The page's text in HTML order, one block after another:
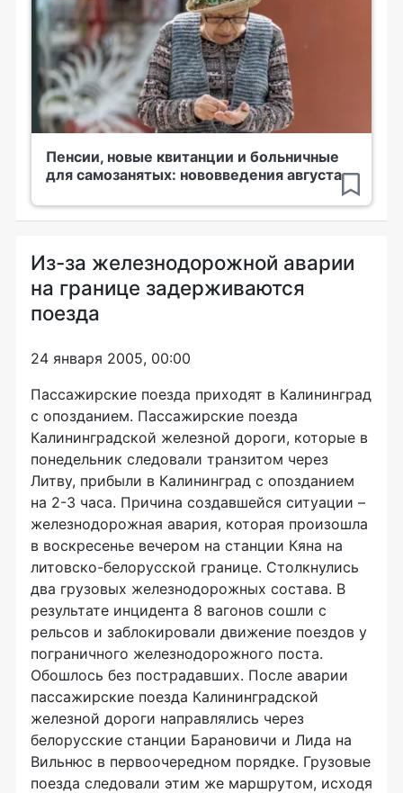
Пенсии, новые квитанции и больничные
для самозанятых: нововведения августа
Из-за железнодорожной аварии
на границе задерживаются
поезда
24 января 2005, 00:00
Пассажирские поезда приходят в Калининград
с опозданием. Пассажирские поезда
Калининградской железной дороги, которые в
понедельник следовали транзитом через
Литву, прибыли в Калининград с опозданием
на 2-3 часа. Причина создавшейся ситуации –
железнодорожная авария, которая произошла
в воскресенье вечером на станции Кяна на
литовско-белорусской границе. Столкнулись
два грузовых железнодорожных состава. В
результате инцидента 8 вагонов сошли с
рельсов и заблокировали движение поездов у
пограничного железнодорожного поста.
Обошлось без пострадавших. После аварии
пассажирские поезда Калининградской
железной дороги направлялись через
белорусские станции Барановичи и Лида на
Вильнюс в первоочередном порядке. Грузовые
поезда следовали этим же маршрутом, исходя